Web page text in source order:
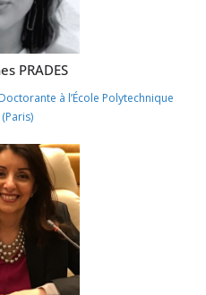
PRADES
à l’École Polytechnique